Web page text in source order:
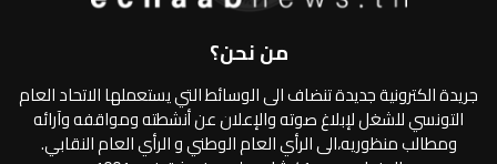
من نحن؟
جريدة الكترونية جديدة تنضاف الى الوسائط التي يستعملها الاتحاد العام
التونسي للشغل لإبلاغ صوته والإعلان عن أنشطته ومواقفه وآرائه
ومطالب منظوريه،الى الرأي العام الوطني و الرأي العام النقابي.